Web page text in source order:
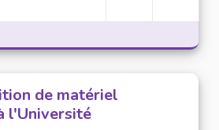
de matériel
l'Université